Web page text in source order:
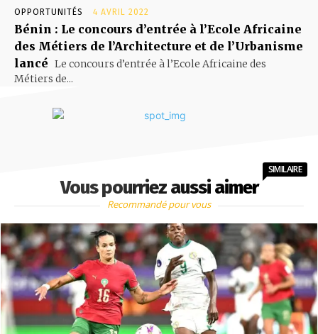
OPPORTUNITÉS 4 AVRIL 2022
Bénin : Le concours d’entrée à l’Ecole Africaine
des Métiers de l’Architecture et de l’Urbanisme
lancé Le concours d’entrée à l’Ecole Africaine des
Métiers de...
Vous pourriez aussi aimer
SIMILAIRE
Recommandé pour vous